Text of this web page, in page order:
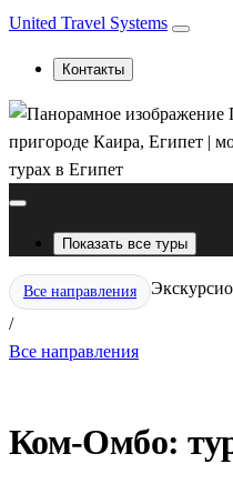
United Travel Systems
Контакты
Показать все туры
Все направления
/
Все направления
Ком-Омбо: